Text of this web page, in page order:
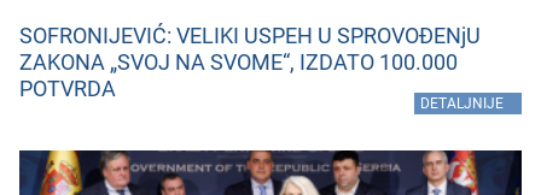
SOFRONIJEVIĆ: VELIKI USPEH U SPROVOĐENjU
ZAKONA „SVOJ NA SVOME“, IZDATO 100.000
POTVRDA
DETALJNIJE